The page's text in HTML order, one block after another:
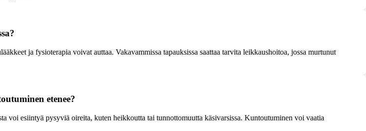
ja fysioterapia voivat auttaa. Vakavammissa tapauksissa saattaa tarvita leikkaushoitoa, jossa murtunut
etenee?
voi esiintyä pysyviä oireita, kuten heikkoutta tai tunnottomuutta käsivarsissa. Kuntoutuminen voi vaatia